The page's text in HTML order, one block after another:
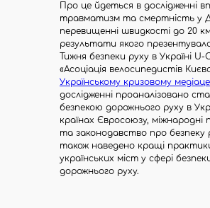
Про це йдеться в дослідженні
травматизм та смертність у
перевищенні швидкості до 20
результати якого
Тижня безпеки руху в Україні
«Асоціація велосипедистів
Українському кризовому
дослідженні проаналізовано
безпекою дорожнього руху в
країнах Євросоюзу, міжнародні
та законодавство про безпеку
також наведено кращі
українських міст у сфері
дорожнього руху.